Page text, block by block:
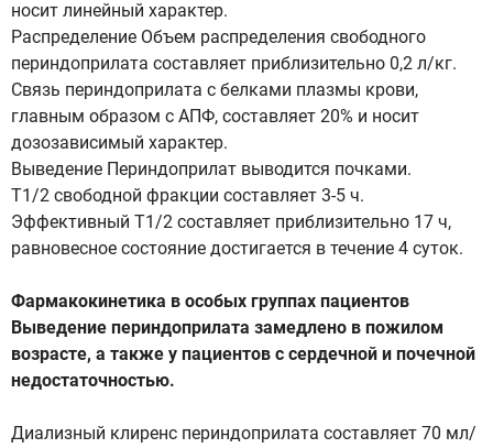
носит линейный характер.
Распределение Объем распределения свободного
периндоприлата составляет приблизительно 0,2 л/кг.
Связь периндоприлата с белками плазмы крови,
главным образом с АПФ, составляет 20% и носит
дозозависимый характер.
Выведение Периндоприлат выводится почками.
Т1/2 свободной фракции составляет 3-5 ч.
Эффективный Т1/2 составляет приблизительно 17 ч,
равновесное состояние достигается в течение 4 суток.
Фармакокинетика в особых группах пациентов
Выведение периндоприлата замедлено в пожилом
возрасте, а также у пациентов с сердечной и почечной
недостаточностью.
Диализный клиренс периндоприлата составляет 70 мл/